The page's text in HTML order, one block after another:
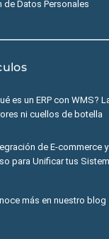
de Datos Personales
es un ERP con WMS?
ni cuellos de botella
de E-commerce y
para Unificar tus
más en nuestro blog